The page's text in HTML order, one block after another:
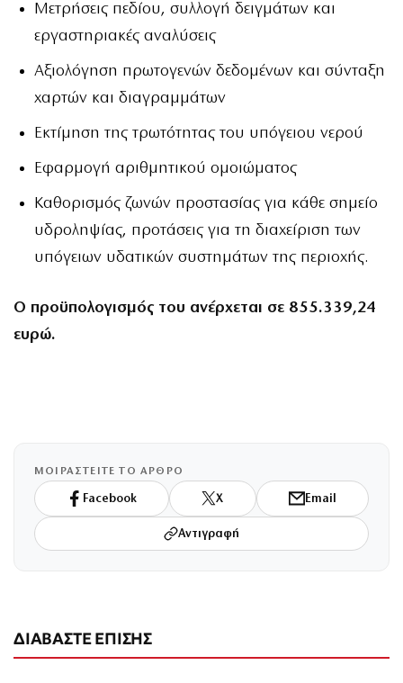
Μετρήσεις πεδίου, συλλογή δειγμάτων και
εργαστηριακές αναλύσεις
Αξιολόγηση πρωτογενών δεδομένων και σύνταξη
χαρτών και διαγραμμάτων
Εκτίμηση της τρωτότητας του υπόγειου νερού
Εφαρμογή αριθμητικού ομοιώματος
Καθορισμός ζωνών προστασίας για κάθε σημείο
υδροληψίας, προτάσεις για τη διαχείριση των
υπόγειων υδατικών συστημάτων της περιοχής.
Ο προϋπολογισμός του ανέρχεται σε 855.339,24
ευρώ.
ΜΟΙΡΑΣΤΕΙΤΕ ΤΟ ΑΡΘΡΟ
Facebook X Email
Αντιγραφή
ΔΙΑΒΑΣΤΕ ΕΠΙΣΗΣ